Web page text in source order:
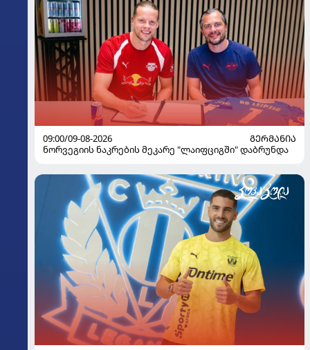
09:00/09-08-2026
ᲒᲔᲠᲛᲐᲜᲘᲐ
ნორვეგიის ნაკრების მეკარე "ლაიფციგში" დაბრუნდა